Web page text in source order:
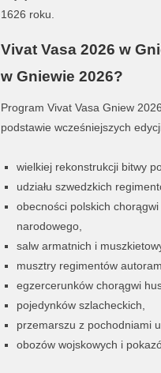
1626 roku.
Vivat Vasa 2026 w
w Gniewie 2026?
Program Vivat Vasa Gniew
podstawie wcześniejszych
wielkiej rekonstrukcji bitwy
udziału szwedzkich
obecności polskich
narodowego,
salw armatnich i
musztry regimentów
egzercerunków chorągwi
pojedynków szlacheckich,
przemarszu z pochodniami
obozów wojskowych i